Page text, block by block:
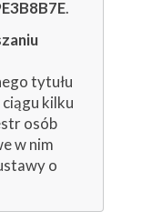
.
tytułu
kilku
osób
w nim
o